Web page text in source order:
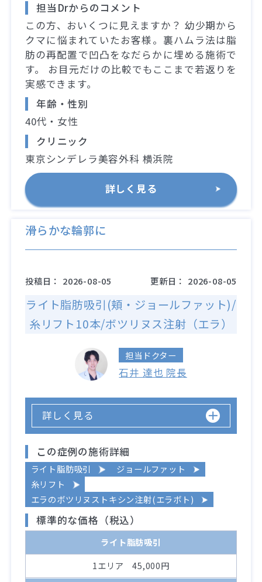
担当Drからのコメント
この方、おいくつに見えますか？ 幼少期から
クマに悩まれていたお客様。裏ハムラ法は脂
肪の再配置で凹凸をなだらかに埋める施術で
す。 お目元だけの比較でもここまで若返りを
実感できます。
年齢・性別
40代・女性
クリニック
東京シンデレラ美容外科 横浜院
詳しく見る
滑らかな輪郭に
投稿日： 2026-08-05 更新日： 2026-08-05
ライト脂肪吸引(頬・ジョールファット)/
糸リフト10本/ボツリヌス注射（エラ）
担当ドクター
石井 達也 院長
詳しく見る
この症例の施術詳細
ライト脂肪吸引
ジョールファット
糸リフト
エラのボツリヌストキシン注射(エラボト)
標準的な価格（税込）
ライト脂肪吸引
1エリア 45,000円